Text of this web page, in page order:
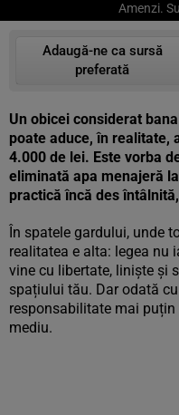
Amenzi.
Adaugă-ne ca sursă
preferată
Un obicei considerat
poate aduce, în realitate,
4.000 de lei. Este vorba
eliminată apa menajeră
practică încă des
În spatele gardului, unde
realitatea e alta: legea nu
vine cu libertate, liniște și
spațiului tău. Dar odată
responsabilitate mai
mediu.